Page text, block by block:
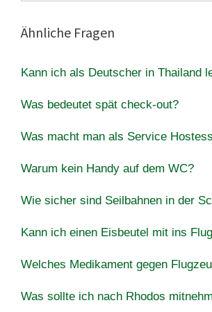
Ähnliche Fragen
Kann ich als Deutscher in Thailand
Was bedeutet spät check-out?
Was macht man als Service
Warum kein Handy auf dem WC?
Wie sicher sind Seilbahnen in der
Kann ich einen Eisbeutel mit ins
Welches Medikament gegen
Was sollte ich nach Rhodos